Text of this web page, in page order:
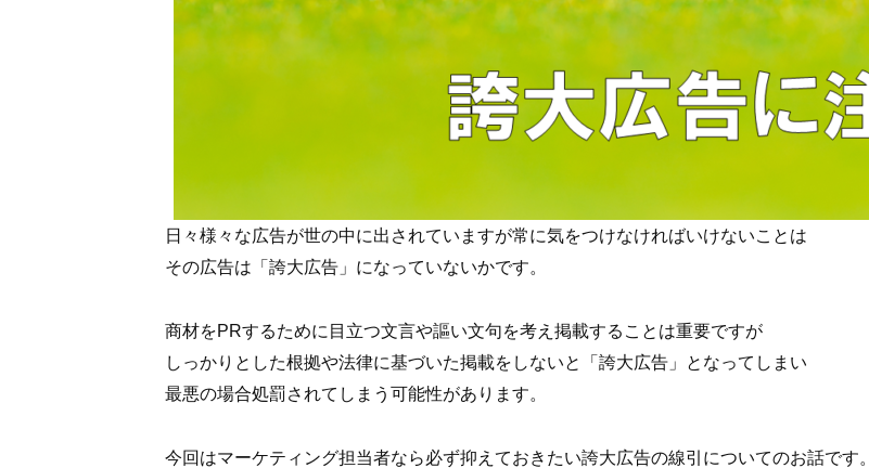
日々様々な広告が世の中に出されていますが常に気をつけなければいけないことは
その広告は「誇大広告」になっていないかです。
商材をPRするために目立つ文言や謳い文句を考え掲載することは重要ですが
しっかりとした根拠や法律に基づいた掲載をしないと「誇大広告」となってしまい
最悪の場合処罰されてしまう可能性があります。
今回はマーケティング担当者なら必ず抑えておきたい誇大広告の線引についてのお話です。